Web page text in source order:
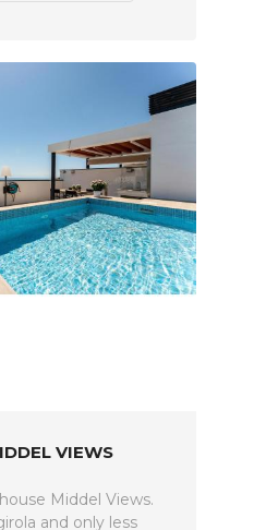
VIEWS
Middel Views.
and only less